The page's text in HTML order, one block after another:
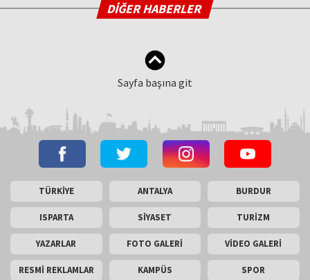
DİĞER HABERLER
Sayfa başına git
TÜRKİYE ANTALYA BURDUR
ISPARTA SİYASET TURİZM
YAZARLAR FOTO GALERİ VİDEO GALERİ
RESMİ REKLAMLAR KAMPÜS SPOR